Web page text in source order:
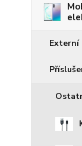
Externí